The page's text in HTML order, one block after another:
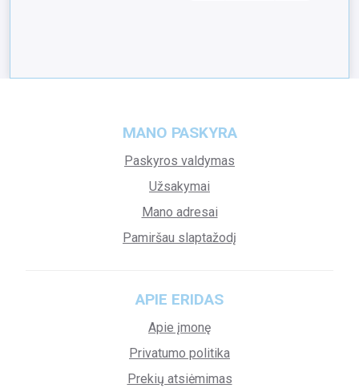
MANO PASKYRA
Paskyros valdymas
Užsakymai
Mano adresai
Pamiršau slaptažodį
APIE ERIDAS
Apie įmonę
Privatumo politika
Prekių atsiėmimas